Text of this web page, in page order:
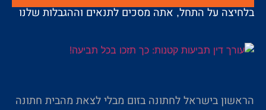
בלחיצה על התחל, אתה מסכים לתנאים וההגבלות שלנו
הראשון בישראל לחתונה בזום מבלי לצאת מהבית חתונה